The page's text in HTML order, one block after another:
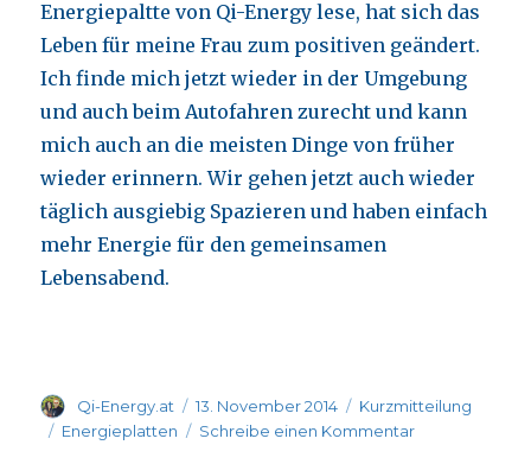
Energiepaltte von Qi-Energy lese, hat sich das
Leben für meine Frau zum positiven geändert.
Ich finde mich jetzt wieder in der Umgebung
und auch beim Autofahren zurecht und kann
mich auch an die meisten Dinge von früher
wieder erinnern. Wir gehen jetzt auch wieder
täglich ausgiebig Spazieren und haben einfach
mehr Energie für den gemeinsamen
Lebensabend.
Autor
Qi-Energy.at
Veröffentlicht
am
13. November 2014 Format
Kurzmitteilung
Kategorien
Energieplatten Schreibe einen Kommentarzu